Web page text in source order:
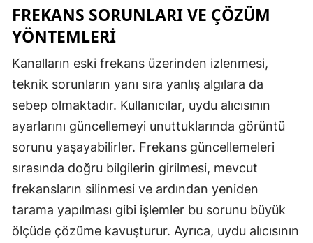
FREKANS SORUNLARI VE ÇÖZÜM
YÖNTEMLERI
Kanalların eski frekans üzerinden izlenmesi,
teknik sorunların yanı sıra yanlış algılara da
sebep olmaktadır. Kullanıcılar, uydu alıcısının
ayarlarını güncellemeyi unuttuklarında görüntü
sorunu yaşayabilirler. Frekans güncellemeleri
sırasında doğru bilgilerin girilmesi, mevcut
frekansların silinmesi ve ardından yeniden
tarama yapılması gibi işlemler bu sorunu büyük
ölçüde çözüme kavuşturur. Ayrıca, uydu alıcısının